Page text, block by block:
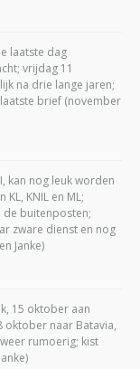
laatste dag
vrijdag 11
na drie lange jaren;
brief (november
kan nog leuk worden
KNIL en ML;
buitenposten;
zware dienst en nog
Janke)
15 oktober aan
oktober naar Batavia,
rumoerig; kist